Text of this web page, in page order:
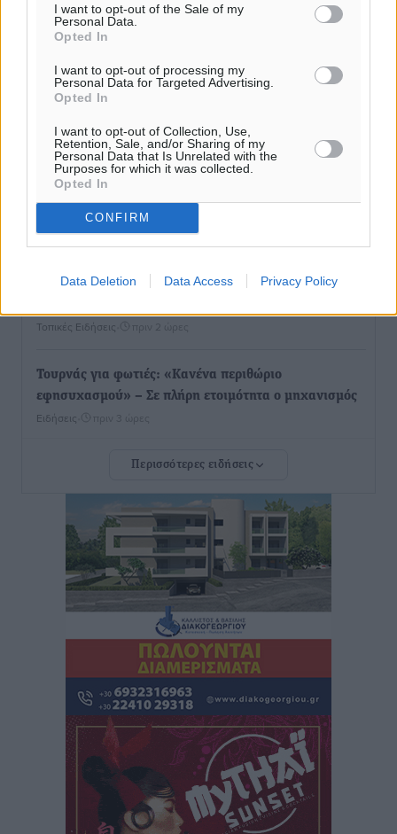
I want to opt-out of the Sale of my
Personal Data.
Opted In
I want to opt-out of processing my
Personal Data for Targeted Advertising.
Opted In
I want to opt-out of Collection, Use,
Retention, Sale, and/or Sharing of my
Personal Data that Is Unrelated with the
Purposes for which it was collected.
Opted In
CONFIRM
Data Deletion Data Access Privacy Policy
επιστημονικό ενδιαφέρον
Πολιτιστικά
Επίσκεψη θα πραγματοποιήσει στη Λέρο τον
Σεπτέμβριο η Όλγα Κεφαλογιάννη
Γιώργος Χατζημάρκος: Στηρίζουμε τις εκδηλώσεις
που γίνονται στα νησιά μας γιατί ο πολιτισμός είναι
δικαίωμα όλων και δύναμη ζωής
Τοπικές Ειδήσεις• πριν 2 ώρες
Κάρπαθος: Παλιά πυρομαχικά εντοπίστηκαν στο
Τοπικές Ειδήσεις πριν 2 ώρες
Τουρνάς για φωτιές: «Κανένα περιθώριο
εφησυχασμού» – Σε πλήρη ετοιμότητα ο μηχανισμός
Ειδήσεις πριν 3 ώρες
Καιρός: Επιμένουν οι υψηλές θερμοκρασίες – Ισχυρά
πριν 4 ώρες
Τα φοιτητικά ενοίκια «τινάζουν στον αέρα» τους
οικογενειακούς προϋπολογισμούς
Δύο νέοι ξενώνες παραδόθηκαν στις Ένοπλες
Δυνάμεις στη νήσο Ρω
Τοπικές Ειδήσεις• πριν 4 ώρες
Συνεχίζεται η έξοδος του Αυγούστου – Πάνω από
34.000 αναχωρούν σήμερα μόνο από τον Πειραιά
πριν 4 ώρες
Περισσότερες ειδήσεις